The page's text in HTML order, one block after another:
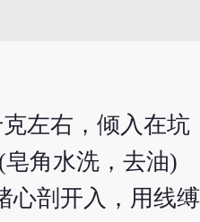
左右，倾入在坑
角水洗，去油)
心剖开入，用线缚